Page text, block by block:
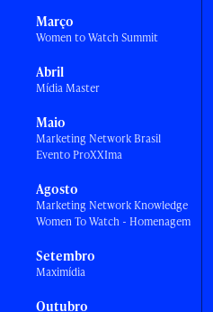
Março
Women to Watch Summit
Abril
Mídia Master
Maio
Marketing Network Brasil
Evento ProXXIma
Agosto
Marketing Network Knowledge
Women To Watch - Homenagem
Setembro
Maximídia
Outubro